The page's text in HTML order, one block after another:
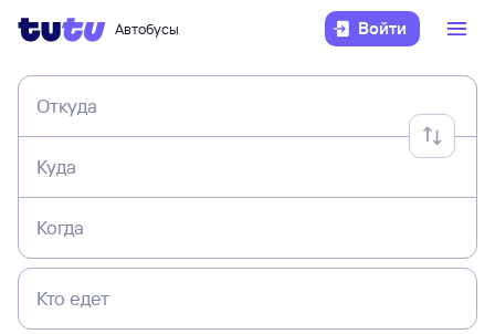
Автобусы Войти
Откуда
Куда
Когда
Кто едет